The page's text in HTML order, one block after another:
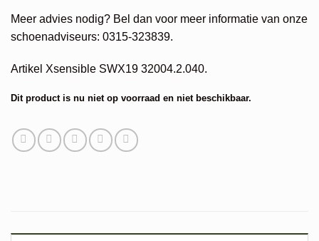
Meer advies nodig? Bel dan voor meer informatie van onze
schoenadviseurs: 0315-323839.
Artikel Xsensible SWX19 32004.2.040.
Dit product is nu niet op voorraad en niet beschikbaar.
Alternative: